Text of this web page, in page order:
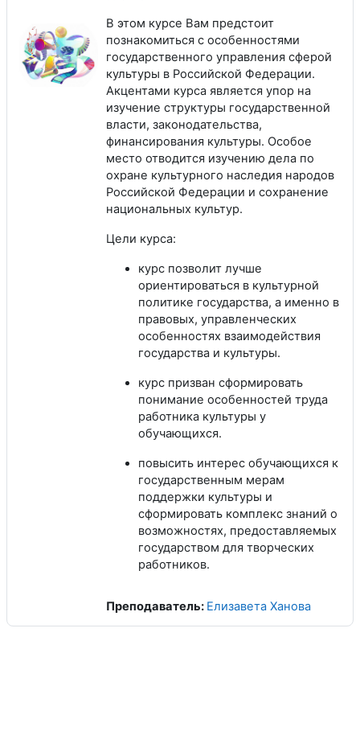
В этом курсе Вам предстоит
познакомиться с особенностями
государственного управления сферой
культуры в Российской Федерации.
Акцентами курса является упор на
изучение структуры государственной
власти, законодательства,
финансирования культуры. Особое
место отводится изучению дела по
охране культурного наследия народов
Российской Федерации и сохранение
национальных культур.
Цели курса:
курс позволит лучше
ориентироваться в культурной
политике государства, а именно в
правовых, управленческих
особенностях взаимодействия
государства и культуры.
курс призван сформировать
понимание особенностей труда
работника культуры у
обучающихся.
повысить интерес обучающихся к
государственным мерам
поддержки культуры и
сформировать комплекс знаний о
возможностях, предоставляемых
государством для творческих
работников.
Преподаватель: Елизавета Ханова